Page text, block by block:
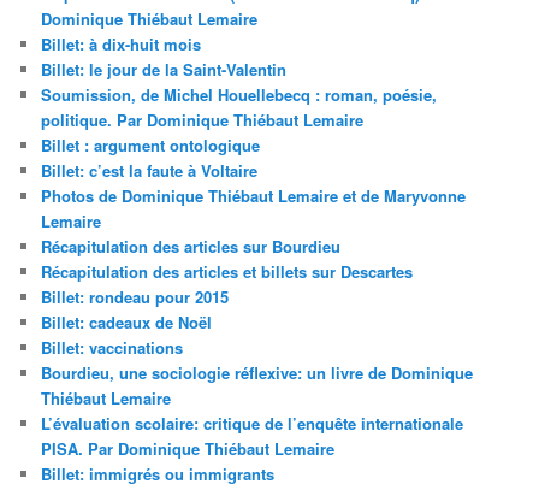
Dominique Thiébaut Lemaire
Billet: à dix-huit mois
Billet: le jour de la Saint-Valentin
Soumission, de Michel Houellebecq : roman, poésie,
politique. Par Dominique Thiébaut Lemaire
Billet : argument ontologique
Billet: c’est la faute à Voltaire
Photos de Dominique Thiébaut Lemaire et de Maryvonne
Lemaire
Récapitulation des articles sur Bourdieu
Récapitulation des articles et billets sur Descartes
Billet: rondeau pour 2015
Billet: cadeaux de Noël
Billet: vaccinations
Bourdieu, une sociologie réflexive: un livre de Dominique
Thiébaut Lemaire
L’évaluation scolaire: critique de l’enquête internationale
PISA. Par Dominique Thiébaut Lemaire
Billet: immigrés ou immigrants